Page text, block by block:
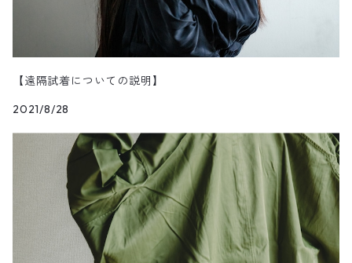
【遠隔試着についての説明】
2021/8/28